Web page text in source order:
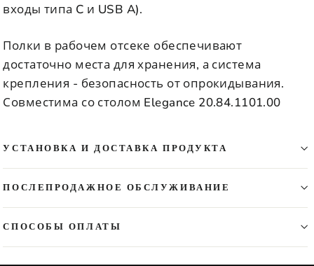
входы типа C и USB A).
Полки в рабочем отсеке обеспечивают
достаточно места для хранения, а система
крепления - безопасность от опрокидывания.
Совместима со столом Elegance 20.84.1101.00
УСТАНОВКА И ДОСТАВКА ПРОДУКТА
ПОСЛЕПРОДАЖНОЕ ОБСЛУЖИВАНИЕ
СПОСОБЫ ОПЛАТЫ